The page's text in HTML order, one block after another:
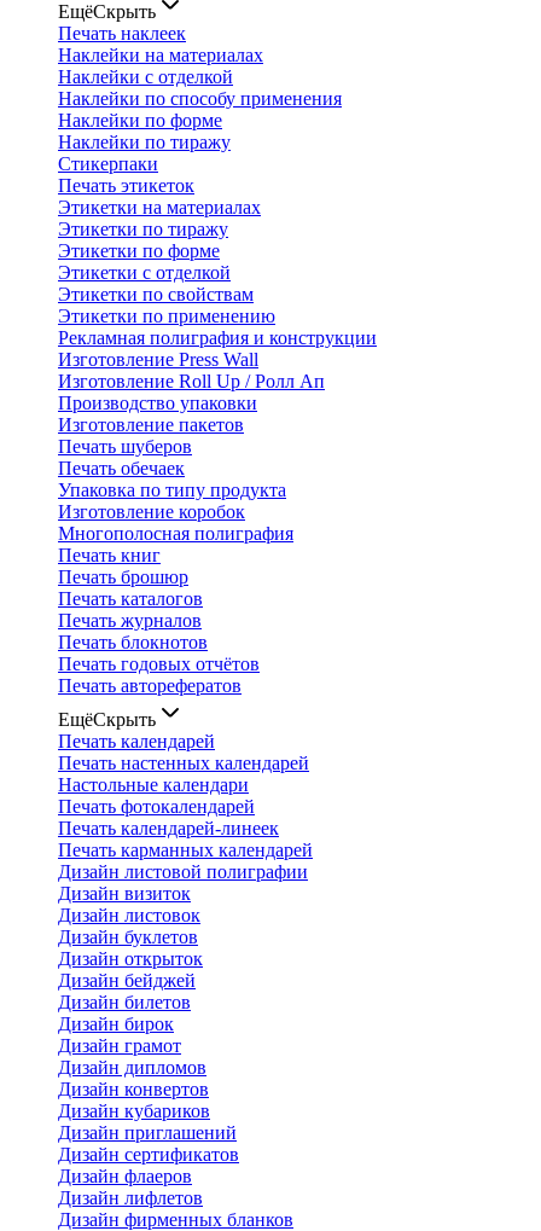
ЕщёСкрыть
Печать наклеек
Наклейки на материалах
Наклейки с отделкой
Наклейки по способу применения
Наклейки по форме
Наклейки по тиражу
Стикерпаки
Печать этикеток
Этикетки на материалах
Этикетки по тиражу
Этикетки по форме
Этикетки с отделкой
Этикетки по свойствам
Этикетки по применению
Рекламная полиграфия и конструкции
Изготовление Press Wall
Изготовление Roll Up / Ролл Ап
Производство упаковки
Изготовление пакетов
Печать шуберов
Печать обечаек
Упаковка по типу продукта
Изготовление коробок
Многополосная полиграфия
Печать книг
Печать брошюр
Печать каталогов
Печать журналов
Печать блокнотов
Печать годовых отчётов
Печать авторефератов
ЕщёСкрыть
Печать календарей
Печать настенных календарей
Настольные календари
Печать фотокалендарей
Печать календарей-линеек
Печать карманных календарей
Дизайн листовой полиграфии
Дизайн визиток
Дизайн листовок
Дизайн буклетов
Дизайн открыток
Дизайн бейджей
Дизайн билетов
Дизайн бирок
Дизайн грамот
Дизайн дипломов
Дизайн конвертов
Дизайн кубариков
Дизайн приглашений
Дизайн сертификатов
Дизайн флаеров
Дизайн лифлетов
Дизайн фирменных бланков